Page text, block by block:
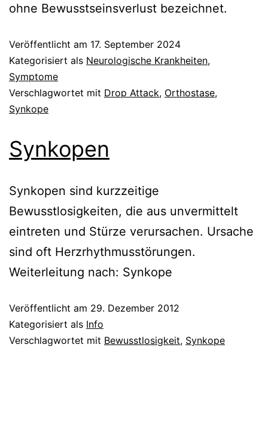
ohne Bewusstseinsverlust bezeichnet.
Veröffentlicht am 17. September 2024
Kategorisiert als Neurologische Krankheiten,
Symptome
Verschlagwortet mit Drop Attack, Orthostase,
Synkope
Synkopen
Synkopen sind kurzzeitige
Bewusstlosigkeiten, die aus unvermittelt
eintreten und Stürze verursachen. Ursache
sind oft Herzrhythmusstörungen.
Weiterleitung nach: Synkope
Veröffentlicht am 29. Dezember 2012
Kategorisiert als Info
Verschlagwortet mit Bewusstlosigkeit, Synkope